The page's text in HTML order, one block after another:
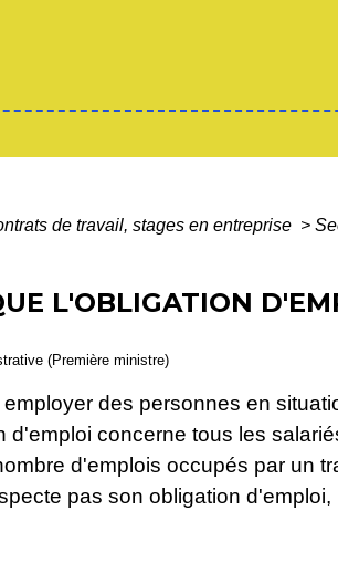
de travail, stages en entreprise >
L'OBLIGATION
(Première ministre)
employer des personnes en
d'emploi concerne tous les
d'emplois occupés par un
pas son obligation